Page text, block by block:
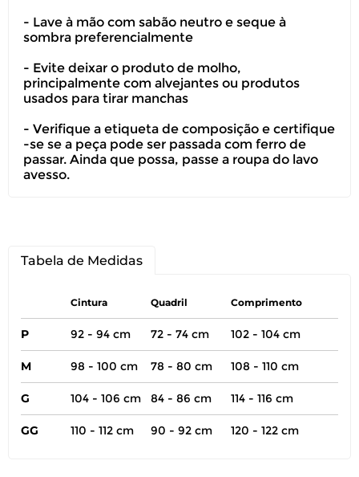
- Lave à mão com sabão neutro e seque à
sombra preferencialmente
- Evite deixar o produto de molho,
principalmente com alvejantes ou produtos
usados para tirar manchas
- Verifique a etiqueta de composição e certifique
-se se a peça pode ser passada com ferro de
passar. Ainda que possa, passe a roupa do lavo
avesso.
Tabela de Medidas
Cintura Quadril Comprimento
P 92 - 94 cm 72 - 74 cm 102 - 104 cm
M 98 - 100 cm 78 - 80 cm 108 - 110 cm
G 104 - 106 cm 84 - 86 cm 114 - 116 cm
GG 110 - 112 cm 90 - 92 cm 120 - 122 cm